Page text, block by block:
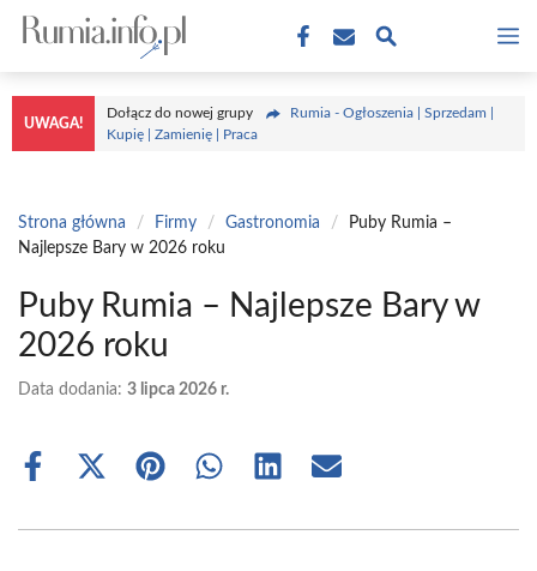
Przejdź
treści
UWAGA!
Dołącz do nowej grupy
Rumia - Ogłoszenia | Sprzedam |
Kupię | Zamienię | Praca
Strona główna / Firmy / Gastronomia /
Puby Rumia –
Najlepsze Bary w 2026 roku
Puby Rumia – Najlepsze Bary w
2026 roku
Data dodania: 3 lipca 2026 r.
Share
Share
(Twitter)
Share Share Share Share